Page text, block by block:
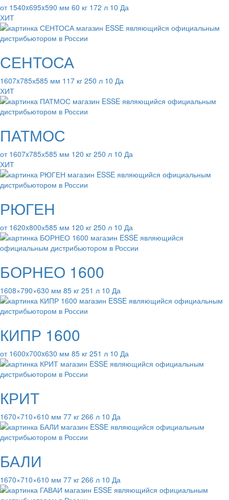
от 1540x695x590 мм 60 кг 172 л 10 Да
ХИТ
СЕНТОСА
1607x785х585 мм 117 кг 250 л 10 Да
ХИТ
ПАТМОС
от 1607x785х585 мм 120 кг 250 л 10 Да
ХИТ
РЮГЕН
от 1620x800х585 мм 120 кг 250 л 10 Да
БОРНЕО 1600
1608×790×630 мм 85 кг 251 л 10 Да
КИПР 1600
от 1600x700x630 мм 85 кг 251 л 10 Да
КРИТ
1670×710×610 мм 77 кг 266 л 10 Да
БАЛИ
1670×710×610 мм 77 кг 266 л 10 Да